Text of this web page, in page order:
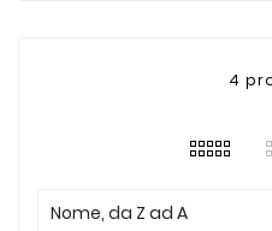
4
Nome, da Z ad A